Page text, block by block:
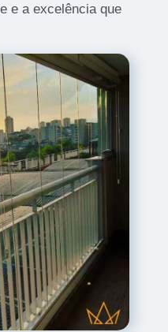
e a excelência que